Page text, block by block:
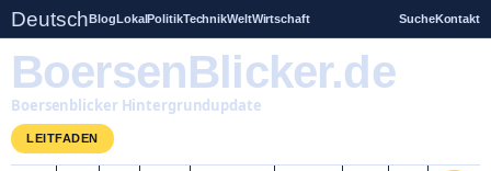
DeutschBlogLokalPolitikTechnikWeltWirtschaft SucheKontakt
BoersenBlicker.de
Boersenblicker Hintergrundupdate
LEITFADEN